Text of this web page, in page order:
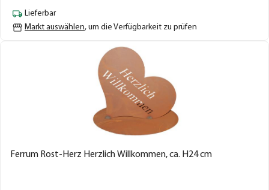
Lieferbar
Markt auswählen, um die Verfügbarkeit zu prüfen
Ferrum Rost-Herz Herzlich Willkommen, ca. H24 cm